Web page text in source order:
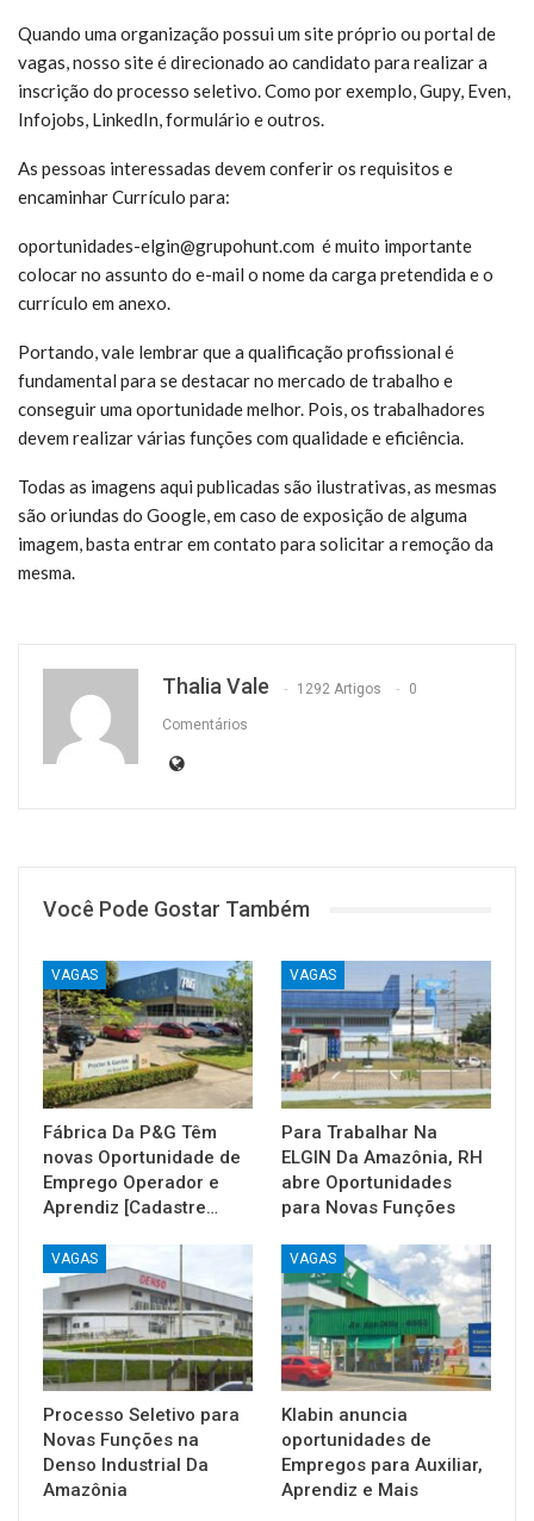
Quando uma organização possui um site próprio ou portal de
vagas, nosso site é direcionado ao candidato para realizar a
inscrição do processo seletivo. Como por exemplo, Gupy, Even,
Infojobs, LinkedIn, formulário e outros.
As pessoas interessadas devem conferir os requisitos e
encaminhar Currículo para:
oportunidades-elgin@grupohunt.com é muito importante
colocar no assunto do e-mail o nome da carga pretendida e o
currículo em anexo.
Portando, vale lembrar que a qualificação profissional é
fundamental para se destacar no mercado de trabalho e
conseguir uma oportunidade melhor. Pois, os trabalhadores
devem realizar várias funções com qualidade e eficiência.
Todas as imagens aqui publicadas são ilustrativas, as mesmas
são oriundas do Google, em caso de exposição de alguma
imagem, basta entrar em contato para solicitar a remoção da
mesma.
Thalia Vale 1292 Artigos 0
Comentários
Você Pode Gostar Também
VAGAS
Fábrica Da P&G Têm
novas Oportunidade de
Emprego Operador e
Aprendiz [Cadastre…
VAGAS
Para Trabalhar Na
ELGIN Da Amazônia, RH
abre Oportunidades
para Novas Funções
VAGAS
Processo Seletivo para
Novas Funções na
Denso Industrial Da
Amazônia
VAGAS
Klabin anuncia
oportunidades de
Empregos para Auxiliar,
Aprendiz e Mais